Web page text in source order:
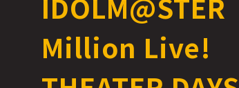
Million Live!